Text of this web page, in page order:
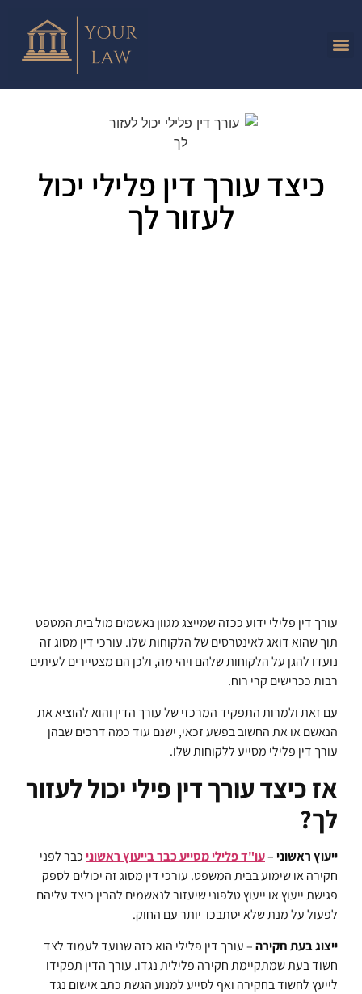
כיצד עורך דין פלילי יכול
לעזור לך
עורך דין פלילי ידוע ככזה שמייצג מגוון נאשמים מול בית המטפט
תוך שהוא דואג לאינטרסים של הלקוחות שלו. עורכי דין מסוג זה
נועדו להגן על הלקוחות שלהם ויהי מה, ולכן הם מצטיירים לעיתים
רבות ככרישים קרי רוח.
עם זאת ולמרות התפקיד המרכזי של עורך הדין והוא להוציא את
הנאשם או את החשוב בפשע זכאי, ישנם עוד כמה דרכים שבהן
עורך דין פלילי מסייע ללקוחות שלו.
אז כיצד עורך דין פילי יכול לעזור
לך?
ייעוץ ראשוני–עו"ד פלילי מסייע כבר בייעוץ ראשוניכבר לפני
חקירה או שימוע בבית המשפט. עורכי דין מסוג זה יכולים לספק
פגישת ייעוץ או ייעוץ טלפוני שיעזור לנאשמים להבין כיצד עליהם
לפעול על מנת שלא יסתבכו יותר עם החוק.
ייצוג בעת חקירה– עורך דין פלילי הוא כזה שנועד לעמוד לצד
חשוד בעת שמתקיימת חקירה פלילית נגדו. עורך הדין תפקידו
לייעץ לחשוד בחקירה ואף לסייע למנוע הגשת כתב אישום נגד